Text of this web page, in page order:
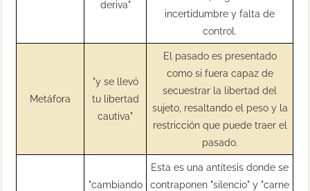
deriva"
incertidumbre y falta de
control.
Metáfora
"y se llevó
tu libertad
cautiva"
El pasado es presentado
como si fuera capaz de
secuestrar la libertad del
sujeto, resaltando el peso y la
restricción que puede traer el
pasado.
"cambiando
Esta es una antítesis donde se
contraponen "silencio" y "carne